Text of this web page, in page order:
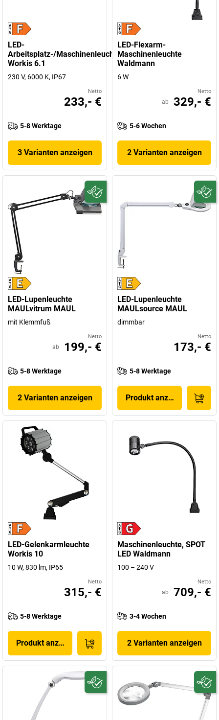
LED-
Arbeitsplatz-/Maschinenleuchte
Workis 6.1
230 V, 6000 K, IP67
Netto
233,- €
5-8 Werktage
3 Varianten anzeigen
LED-Flexarm-
Maschinenleuchte
Waldmann
6 W
Netto
ab 329,- €
5-6 Wochen
2 Varianten anzeigen
LED-Lupenleuchte
MAULvitrum MAUL
mit Klemmfuß
Netto
ab 199,- €
5-8 Werktage
2 Varianten anzeigen
LED-Lupenleuchte
MAULsource MAUL
dimmbar
Netto
173,- €
5-8 Werktage
Produkt anzeigen
LED-Gelenkarmleuchte
Workis 10
10 W, 830 lm, IP65
Netto
315,- €
5-8 Werktage
Produkt anzeigen
Maschinenleuchte, SPOT
LED Waldmann
100 – 240 V
Netto
ab 709,- €
3-4 Wochen
2 Varianten anzeigen